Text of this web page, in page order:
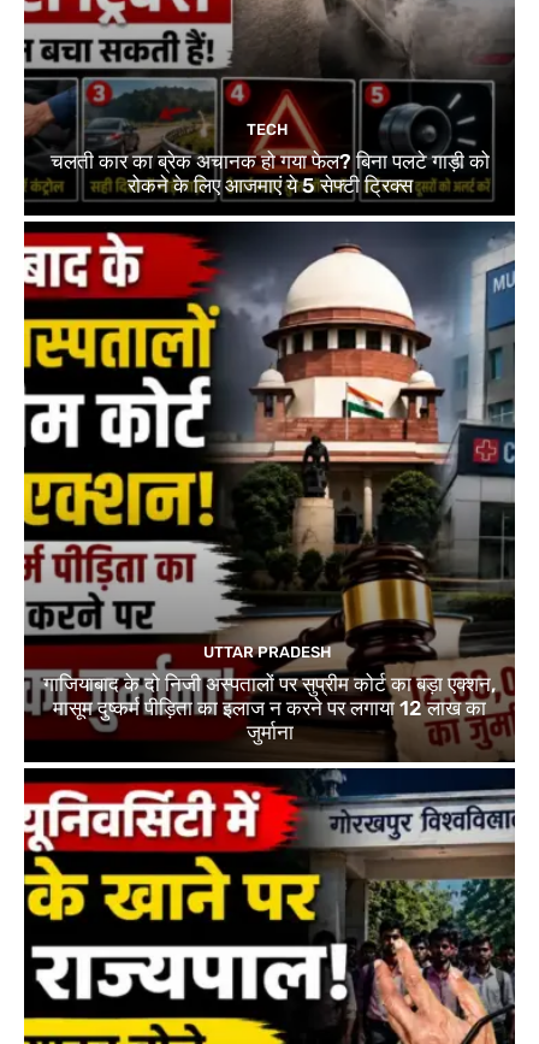
TECH
चलती कार का ब्रेक अचानक हो गया फेल? बिना पलटे गाड़ी को
रोकने के लिए आजमाएं ये 5 सेफ्टी ट्रिक्स
UTTAR PRADESH
गाजियाबाद के दो निजी अस्पतालों पर सुप्रीम कोर्ट का बड़ा एक्शन,
मासूम दुष्कर्म पीड़िता का इलाज न करने पर लगाया 12 लाख का
जुर्माना